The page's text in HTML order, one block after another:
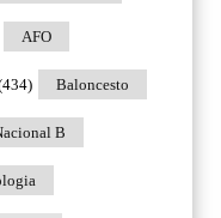
AFO
Baloncesto
B